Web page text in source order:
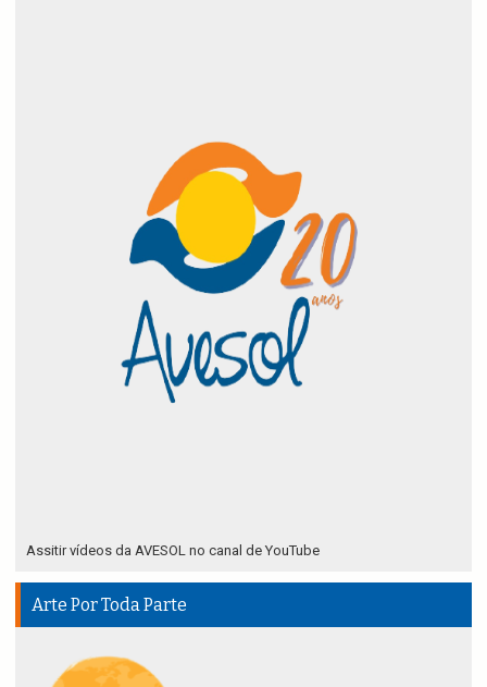
Assitir vídeos da AVESOL no canal de YouTube
Arte Por Toda Parte